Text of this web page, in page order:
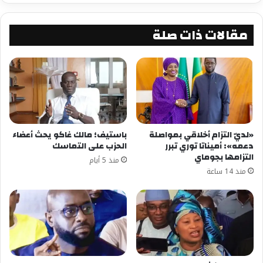
مقالات ذات صلة
«لديّ التزام أخلاقي بمواصلة
دعمه»: أميناتا توري تبرر
التزامها بجوماي
منذ 14 ساعة
باستيف؛ مالك غاكو يحث أعضاء
الحزب على التماسك
منذ 5 أيام